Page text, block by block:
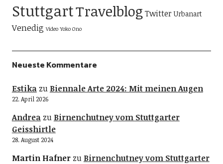
StuttgartTravelblog Twitter Urbanart
Venedig Video Yoko Ono
Neueste Kommentare
Estikazu Biennale Arte 2024: Mit meinen Augen
22. April 2026
Andreazu Birnenchutney vom Stuttgarter
Geisshirtle
28. August 2024
Martin Hafnerzu Birnenchutney vom Stuttgarter